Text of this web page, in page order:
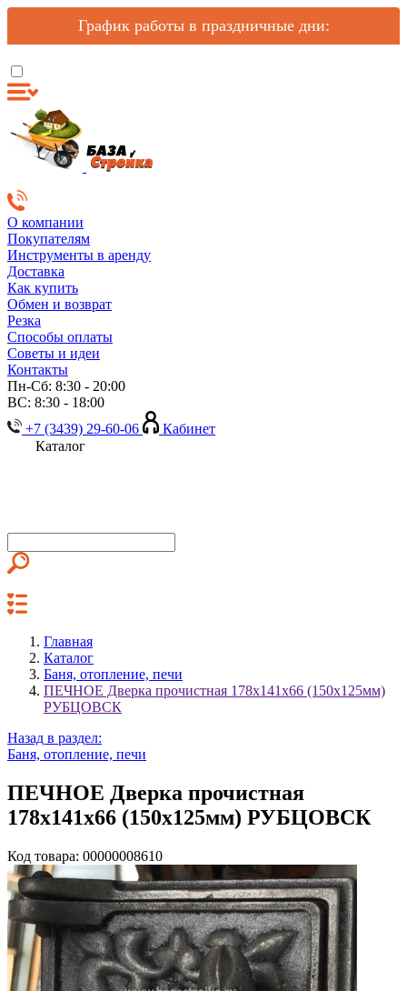
График работы в праздничные дни:
О компании
Покупателям
Инструменты в аренду
Доставка
Как купить
Обмен и возврат
Резка
Способы оплаты
Советы и идеи
Контакты
Пн-Сб: 8:30 - 20:00
ВС: 8:30 - 18:00
+7 (3439) 29-60-06
Кабинет
Каталог
Главная
Каталог
Баня, отопление, печи
ПЕЧНОЕ Дверка прочистная 178х141х66 (150х125мм)
РУБЦОВСК
Назад в раздел:
Баня, отопление, печи
ПЕЧНОЕ Дверка прочистная
178х141х66 (150х125мм) РУБЦОВСК
Код товара: 00000008610